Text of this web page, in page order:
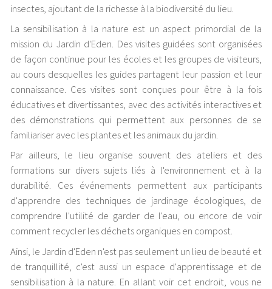
insectes, ajoutant de la richesse à la biodiversité du lieu.
La sensibilisation à la nature est un aspect primordial de la
mission du Jardin d'Eden. Des visites guidées sont organisées
de façon continue pour les écoles et les groupes de visiteurs,
au cours desquelles les guides partagent leur passion et leur
connaissance. Ces visites sont conçues pour être à la fois
éducatives et divertissantes, avec des activités interactives et
des démonstrations qui permettent aux personnes de se
familiariser avec les plantes et les animaux du jardin.
Par ailleurs, le lieu organise souvent des ateliers et des
formations sur divers sujets liés à l'environnement et à la
durabilité. Ces événements permettent aux participants
d'apprendre des techniques de jardinage écologiques, de
comprendre l'utilité de garder de l'eau, ou encore de voir
comment recycler les déchets organiques en compost.
Ainsi, le Jardin d'Eden n'est pas seulement un lieu de beauté et
de tranquillité, c'est aussi un espace d'apprentissage et de
sensibilisation à la nature. En allant voir cet endroit, vous ne